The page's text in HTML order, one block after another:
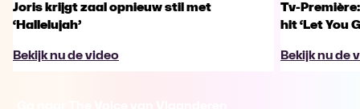
Joris krijgt zaal opnieuw stil met
‘Hallelujah’
Bekijk nu de video
Tv-
hit ‘Let You
Bekijk nu de